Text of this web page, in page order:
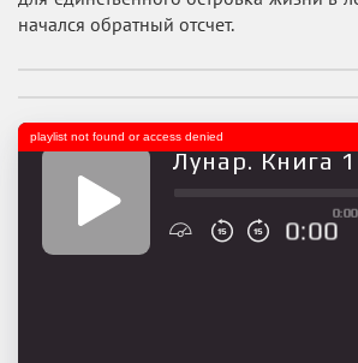
начался обратный отсчет.
Лунар. Книга 1
0:00
0:00
playlist not found or access denied